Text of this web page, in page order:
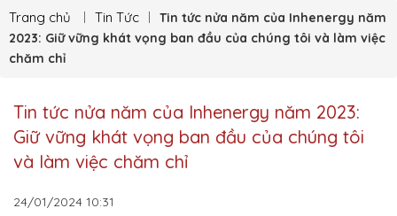
Trang chủ Tin Tức
Tin tức nửa năm của Inhenergy năm
2023: Giữ vững khát vọng ban đầu của chúng tôi và làm việc
chăm chỉ
Tin tức nửa năm của Inhenergy năm 2023:
Giữ vững khát vọng ban đầu của chúng tôi
và làm việc chăm chỉ
24/01/2024 10:31